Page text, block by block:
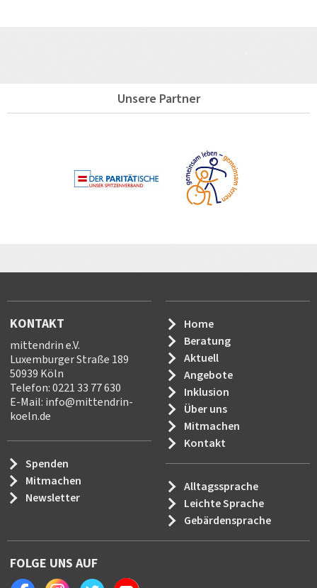
Unsere Partner
KONTAKT
mittendrin e.V.
Luxemburger Straße 189
50939 Köln
Telefon: 0221 33 77 630
E-Mail: info@mittendrin-
koeln.de
Spenden
Mitmachen
Newsletter
Home
Beratung
Aktuell
Angebote
Inklusion
Über uns
Mitmachen
Kontakt
Alltagssprache
Leichte Sprache
Gebärdensprache
FOLGE UNS AUF